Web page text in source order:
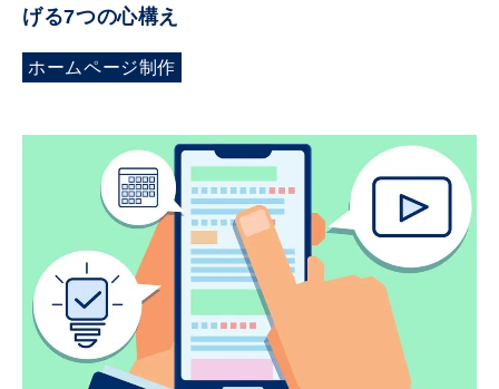
げる7つの心構え
ホームページ制作